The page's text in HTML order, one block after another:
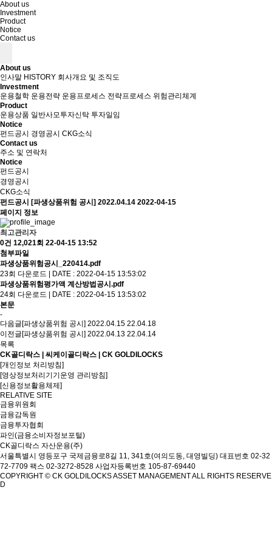
About us
Investment
Product
Notice
Contact us
About us
인사말 HISTORY 회사개요 및 조직도
Investment
운용철학 운용전략 운용프로세스 전략프로세스 위험관리체계
Product
운용상품 일반사모투자신탁 투자일임
Notice
펀드공시
경영공시 CKG소식
Contact us
주소 및 연락처
Notice
펀드공시
경영공시
CKG소식
펀드공시
[파생상품위험 공시] 2022.04.14 2022-04-15
페이지 정보
최고관리자
0건 12,021회 22-04-15 13:52
첨부파일
파생상품위험공시_220414.pdf
23회 다운로드 | DATE : 2022-04-15 13:53:02
파생상품위험평가액 계산방법공시.pdf
24회 다운로드 | DATE : 2022-04-15 13:53:02
본문
-
다음글[파생상품위험 공시] 2022.04.15 22.04.18
이전글[파생상품위험 공시] 2022.04.13 22.04.14
목록
CK골디락스 | 씨케이골디락스 | CK GOLDILOCKS
[개인정보 처리방침]
[영상정보처리기기운영 관리방침]
[신용정보활용체제]
RELATIVE SITE
금융위원회
금융감독원
금융투자협회
파인(금융소비자정보포털)
CK골디락스 자산운용(주)
서울특별시 영등포구 국제금융로8길 11, 341호(여의도동, 대영빌딩) 대표번호 02-32
72-7709 팩스 02-3272-8528 사업자등록번호 105-87-69440
COPYRIGHT © CK GOLDILOCKS ASSET MANAGEMENT ALL RIGHTS RESERVE
D